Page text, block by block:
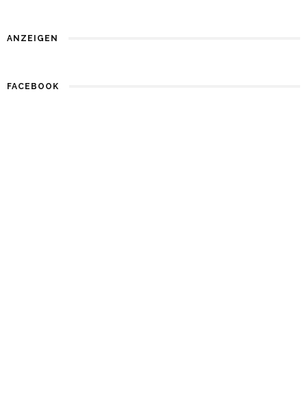
ANZEIGEN
FACEBOOK